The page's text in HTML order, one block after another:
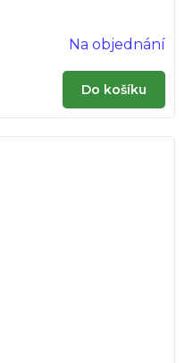
Na objednání
Do košíku